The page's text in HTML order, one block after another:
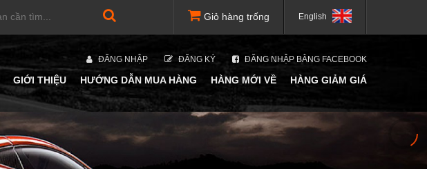
English
Giỏ hàng trống
ĐĂNG NHẬP ĐĂNG KÝ ĐĂNG NHẬP BẰNG FACEBOOK
GIỚI THIỆU HƯỚNG DẪN MUA HÀNG HÀNG MỚI VỀ HÀNG GIẢM GIÁ